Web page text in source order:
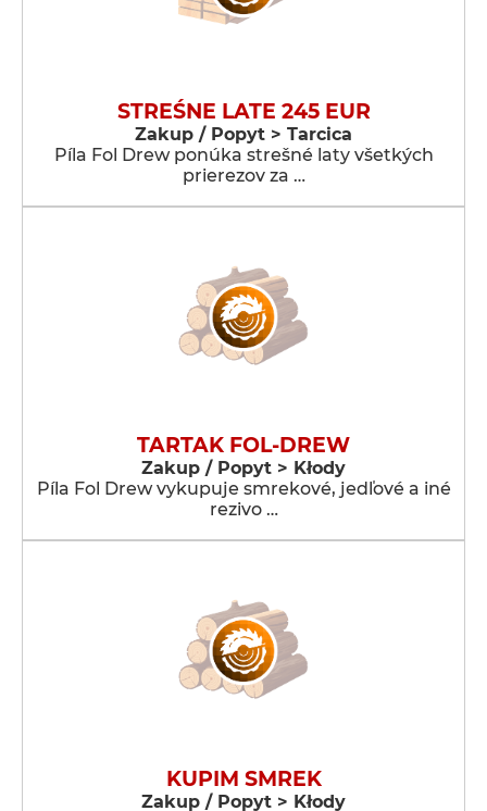
STREŚNE LATE 245 EUR
Zakup / Popyt > Tarcica
Píla Fol Drew ponúka strešné laty všetkých
prierezov za …
TARTAK FOL-DREW
Zakup / Popyt > Kłody
Píla Fol Drew vykupuje smrekové, jedľové a iné
rezivo …
KUPIM SMREK
Zakup / Popyt > Kłody